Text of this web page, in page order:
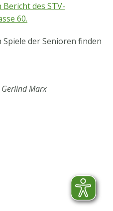
des STV-
60.
der Senioren finden
Marx